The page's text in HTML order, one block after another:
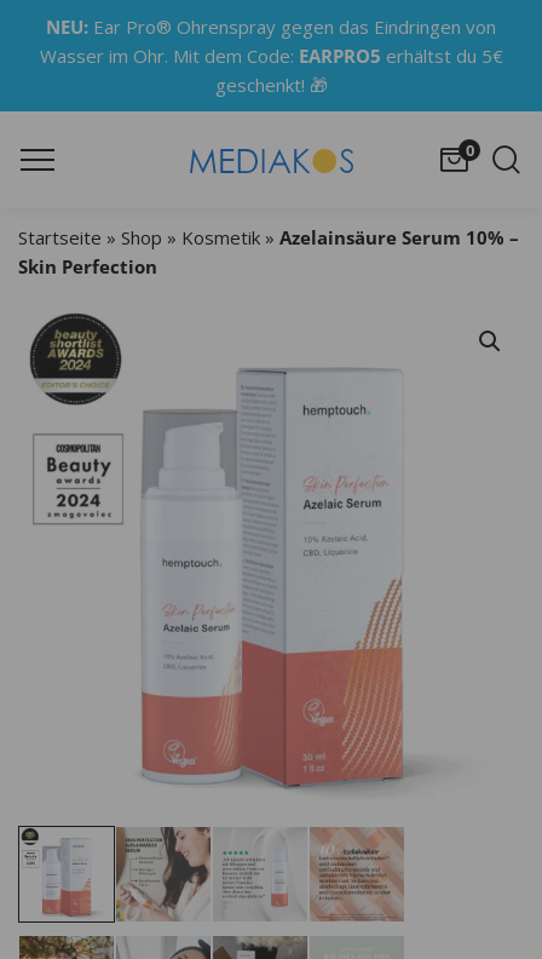
NEU: Ear Pro® Ohrenspray gegen das Eindringen von
Wasser im Ohr. Mit dem Code: EARPRO5 erhältst du 5€
geschenkt! 🎁
0
Startseite » Shop » Kosmetik » Azelainsäure Serum 10% –
Skin Perfection